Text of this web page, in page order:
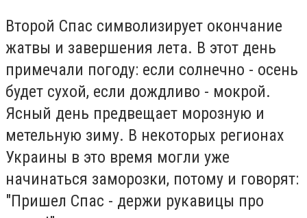
Второй Спас символизирует окончание
жатвы и завершения лета. В этот день
примечали погоду: если солнечно - осень
будет сухой, если дождливо - мокрой.
Ясный день предвещает морозную и
метельную зиму. В некоторых регионах
Украины в это время могли уже
начинаться заморозки, потому и говорят:
"Пришел Спас - держи рукавицы про